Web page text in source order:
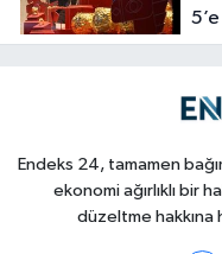
5’e
Endeks 24, tamamen
ekonomi ağırlıklı bir
düzeltme hakkına